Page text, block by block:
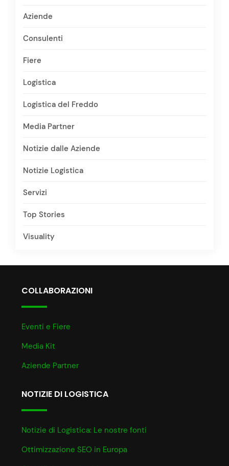
Aziende
Consulenti
Fiere
Logistica
Logistica del Freddo
Media Partner
Notizie dalle Aziende
Notizie Logistica
Servizi
Top Stories
Visuality
COLLABORAZIONI
Eventi e Fiere
Media Kit
Aziende Partner
NOTIZIE DI LOGISTICA
Notizie di Logistica: Le nostre fonti
Ottimizzazione SEO in Europa